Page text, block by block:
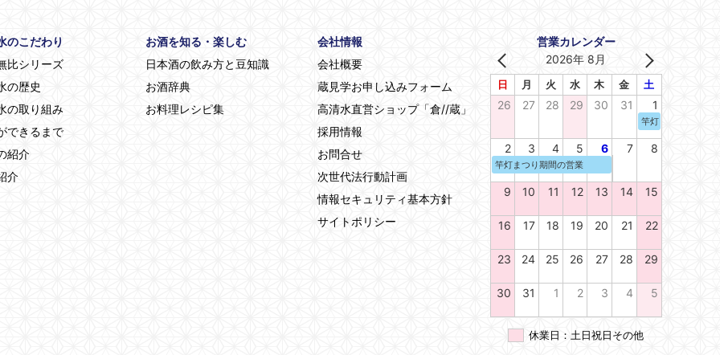
のこだわり
比シリーズ
の歴史
の取り組み
できるまで
紹介
介
お酒を知る・楽しむ
日本酒の飲み方と豆知識
お酒辞典
お料理レシピ集
会社情報
会社概要
蔵見学お申し込みフォーム
高清水直営ショップ「倉//蔵」
採用情報
お問合せ
次世代法行動計画
情報セキュリティ基本方針
サイトポリシー
営業カレンダー
2026年 8月
日 月 火 水 木 金 土
26 27 28 29 30 31 1
竿灯まつり期間の
2 3 4 5 6 7 8
竿灯まつり期間の営業
9 10 11 12 13 14 15
16 17 18 19 20 21 22
23 24 25 26 27 28 29
30 31 1 2 3 4 5
休業日：土日祝日その他